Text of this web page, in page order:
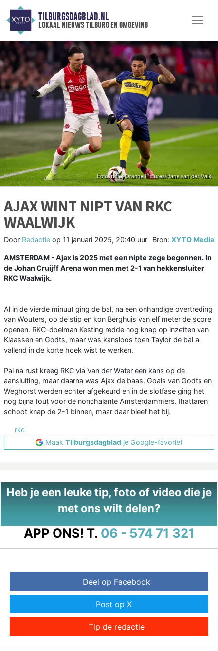
TILBURGSDAGBLAD.NL
lokaal nieuws tilburg en omgeving
AJAX WINT NIPT VAN RKC
WAALWIJK
Door Redactie op 11 januari 2025, 20:40 uur Bron: XYTO Media
AMSTERDAM - Ajax is 2025 met een nipte zege begonnen. In
de Johan Cruijff Arena won men met 2-1 van hekkensluiter
RKC Waalwijk.
Al in de vierde minuut ging de bal, na een onhandige overtreding
van Wouters, op de stip en kon Berghuis van elf meter de score
openen. RKC-doelman Kesting redde nog knap op inzetten van
Klaassen en Godts, maar was kansloos toen Taylor de bal al
vallend in de korte hoek wist te werken.
Pal na rust kreeg RKC via Van der Water een kans op de
aansluiting, maar daarna was Ajax de baas. Goals van Godts en
Weghorst werden echter afgekeurd en in de slotfase ging het
nog bijna fout voor de nonchalante Amsterdammers. Ihattaren
schoot knap de 2-1 binnen, maar daar bleef het bij.
rkc
Maak Tilburgsdagblad je Google-favoriet
Heb je een leuke tip, foto of video die je
met ons wilt delen?
APP ONS! T. 06 - 574 71 321
Deel op Facebook
Post op X
Tip de redactie